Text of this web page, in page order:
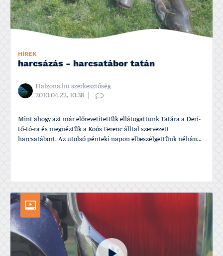
HÍREK
harcsázás - harcsatábor tatán
Halzona.hu szerkesztőség
2010.04.22, 10:38
Mint ahogy azt már előrevetí­tettük ellátogattunk Tatára a Derí­
tő-tó-ra és megnéztük a Koós Ferenc álltal szervezett
harcsatábort. Az utolsó pénteki napon elbeszélgettünk néhán...